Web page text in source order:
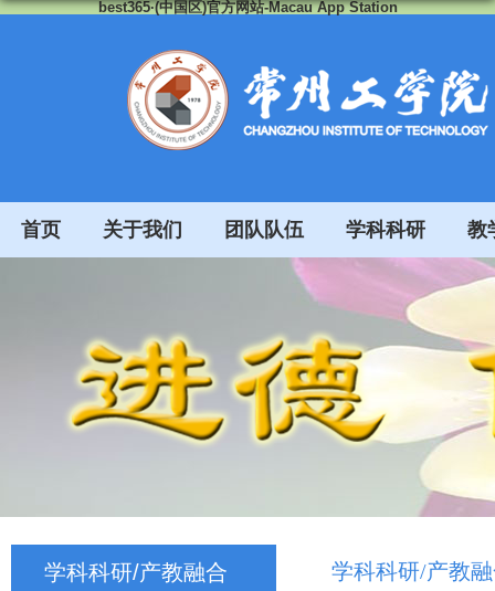
best365·(中国区)官方网站-Macau App Station
首页 关于我们 团队队伍 学科科研 教
学科科研/产教融合 学科科研/产教